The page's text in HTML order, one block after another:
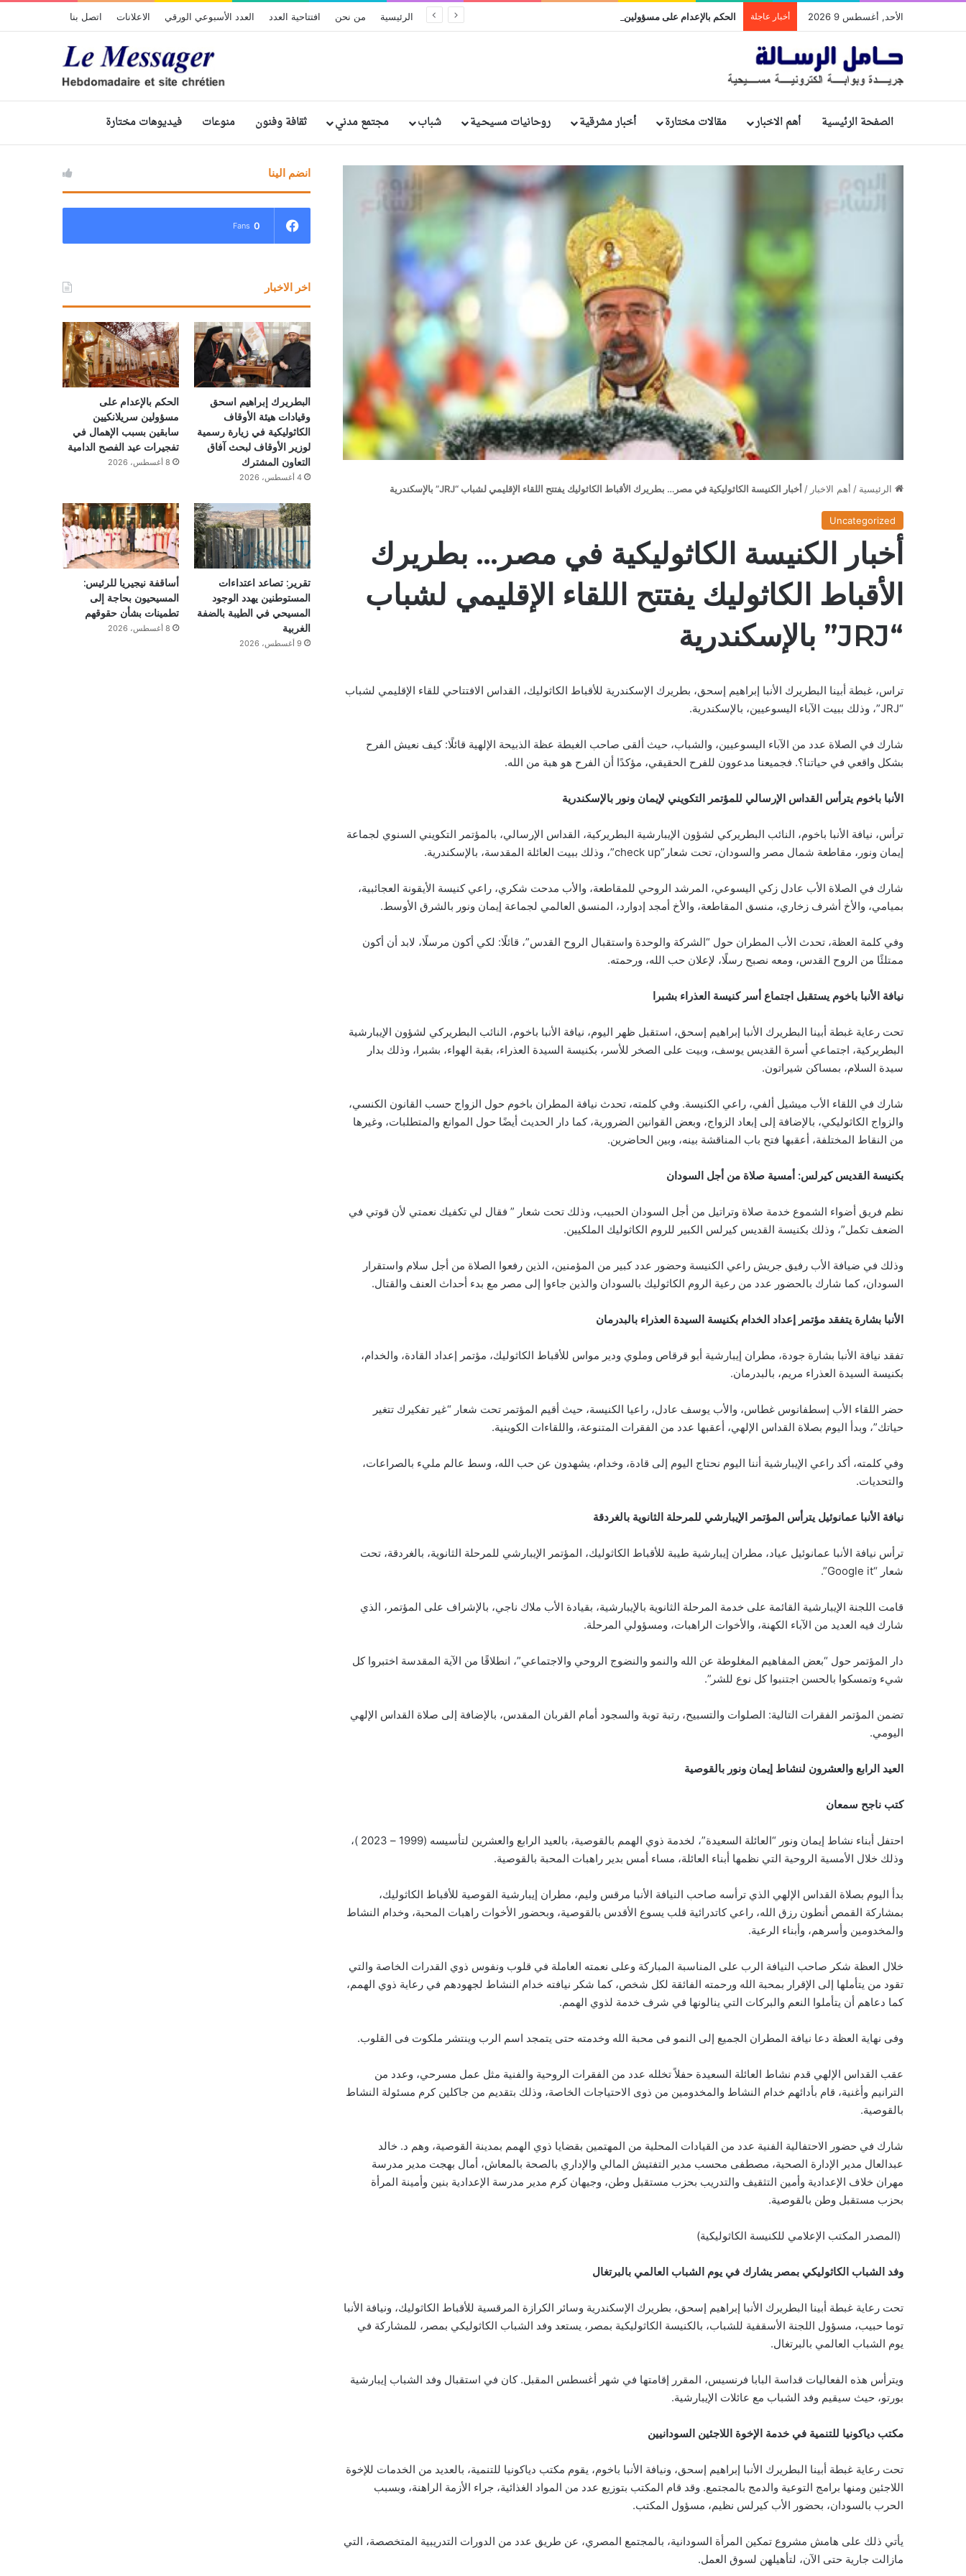
الأحد, أغسطس 9 2026 أخبار عاجلة الرئيسية من نحن افتتاحية العدد العدد الأسبوعي الورقي الاعلانات اتصل بنا
الصفحة الرئيسية أهم الاخبار مقالات مختارة أخبار مشرقية روحانيات مسيحـية شباب مجتمع مدني ثقافة وفنون منوعات فيديوهات مختارة
الرئيسية / أهم الاخبار / أخبار الكنيسة الكاثوليكية في مصر… بطريرك الأقباط الكاثوليك يفتتح اللقاء الإقليمي لشباب “JRJ” بالإسكندرية
Uncategorized
أخبار الكنيسة الكاثوليكية في مصر… بطريرك
الأقباط الكاثوليك يفتتح اللقاء الإقليمي لشباب
“
JRJ” بالإسكندرية
تراس، غبطة أبينا البطريرك الأنبا إبراهيم إسحق، بطريرك الإسكندرية للأقباط الكاثوليك، القداس الافتتاحي للقاء الإقليمي لشباب
“JRJ”، وذلك ببيت الآباء اليسوعيين، بالإسكندرية.
شارك في الصلاة عدد من الآباء اليسوعيين، والشباب، حيث ألقى صاحب الغبطة عظة الذبيحة الإلهية قائلًا: كيف نعيش الفرح
بشكل واقعي في حياتنا؟. فجميعنا مدعوون للفرح الحقيقي، مؤكدًا أن الفرح هو هبة من الله.
الأنبا باخوم يترأس القداس الإرسالي للمؤتمر التكويني لإيمان ونور بالإسكندرية
ترأس، نيافة الأنبا باخوم، النائب البطريركي لشؤون الإيبارشية البطريركية، القداس الإرسالي، بالمؤتمر التكويني السنوي لجماعة
إيمان ونور، مقاطعة شمال مصر والسودان، تحت شعار”check up”، وذلك ببيت العائلة المقدسة، بالإسكندرية.
شارك في الصلاة الأب عادل زكي اليسوعي، المرشد الروحي للمقاطعة، والأب مدحت شكري، راعي كنيسة الأيقونة العجائبية،
بميامي، والأخ أشرف زخاري، منسق المقاطعة، والأخ أمجد إدوارد، المنسق العالمي لجماعة إيمان ونور بالشرق الأوسط.
وفي كلمة العظة، تحدث الأب المطران حول “الشركة والوحدة واستقبال الروح القدس”، قائلًا: لكي أكون مرسلًا، لابد أن أكون
ممتلئًا من الروح القدس، ومعه نصبح رسلًا، لإعلان حب الله، ورحمته.
نيافة الأنبا باخوم يستقبل اجتماع أسر كنيسة العذراء بشبرا
تحت رعاية غبطة أبينا البطريرك الأنبا إبراهيم إسحق، استقبل ظهر اليوم، نيافة الأنبا باخوم، النائب البطريركي لشؤون الإيبارشية
البطريركية، اجتماعي أسرة القديس يوسف، وبيت على الصخر للأسر، بكنيسة السيدة العذراء، بقبة الهواء، بشبرا، وذلك بدار
سيدة السلام، بمساكن شيراتون.
شارك في اللقاء الأب ميشيل ألفي، راعي الكنيسة. وفي كلمته، تحدث نيافة المطران باخوم حول الزواج حسب القانون الكنسي،
والزواج الكاثوليكي، بالإضافة إلى إبعاد الزواج، وبعض القوانين الضرورية، كما دار الحديث أيضًا حول الموانع والمتطلبات، وغيرها
من النقاط المختلفة، أعقبها فتح باب المناقشة بينه، وبين الحاضرين.
بكنيسة القديس كيرلس: أمسية صلاة من أجل السودان
نظم فريق أضواء الشموع خدمة صلاة وتراتيل من أجل السودان الحبيب، وذلك تحت شعار ” فقال لي تكفيك نعمتي لأن قوتي في
الضعف تكمل”، وذلك بكنيسة القديس كيرلس الكبير للروم الكاثوليك الملكيين.
وذلك في ضيافة الأب رفيق جريش راعي الكنيسة وحضور عدد كبير من المؤمنين، الذين رفعوا الصلاة من أجل سلام واستقرار
السودان، كما شارك بالحضور عدد من رعية الروم الكاثوليك بالسودان والذين جاءوا إلى مصر مع بدء أحداث العنف والقتال.
الأنبا بشارة يتفقد مؤتمر إعداد الخدام بكنيسة السيدة العذراء بالبدرمان
تفقد نيافة الأنبا بشارة جودة، مطران إيبارشية أبو قرقاص وملوي ودير مواس للأقباط الكاثوليك، مؤتمر إعداد القادة، والخدام،
بكنيسة السيدة العذراء مريم، بالبدرمان.
حضر اللقاء الأب إسطفانوس غطاس، والأب يوسف عادل، راعيا الكنيسة، حيث أقيم المؤتمر تحت شعار “غير تفكيرك تتغير
حياتك”، وبدأ اليوم بصلاة القداس الإلهي، أعقبها عدد من الفقرات المتنوعة، واللقاءات الكوينية.
وفي كلمته، أكد راعي الإيبارشية أننا اليوم نحتاج اليوم إلى قادة، وخدام، يشهدون عن حب الله، وسط عالم مليء بالصراعات،
والتحديات.
نيافة الأنبا عمانوئيل يترأس المؤتمر الإيبارشي للمرحلة الثانوية بالغردقة
ترأس نيافة الأنبا عمانوئيل عياد، مطران إيبارشية طيبة للأقباط الكاثوليك، المؤتمر الإيبارشي للمرحلة الثانوية، بالغردقة، تحت
شعار “Google it”.
قامت اللجنة الإيبارشية القائمة على خدمة المرحلة الثانوية بالإيبارشية، بقيادة الأب ملاك ناجي، بالإشراف على المؤتمر، الذي
شارك فيه العديد من الآباء الكهنة، والأخوات الراهبات، ومسؤولي المرحلة.
دار المؤتمر حول “بعض المفاهيم المغلوطة عن الله والنمو والنضوج الروحي والاجتماعي”، انطلاقًا من الآية المقدسة اختبروا كل
شيء وتمسكوا بالحسن اجتنبوا كل نوع للشر”.
تضمن المؤتمر الفقرات التالية: الصلوات والتسبيح، رتبة توبة والسجود أمام القربان المقدس، بالإضافة إلى صلاة القداس الإلهي
اليومي.
العيد الرابع والعشرون لنشاط إيمان ونور بالقوصية
كتب ناجح سمعان
احتفل أبناء نشاط إيمان ونور “العائلة السعيدة”، لخدمة ذوي الهمم بالقوصية، بالعيد الرابع والعشرين لتأسيسه (1999 – 2023 )،
وذلك خلال الأمسية الروحية التي نظمها أبناء العائلة، مساء أمس بدير راهبات المحبة بالقوصية.
بدأ اليوم بصلاة القداس الإلهي الذي ترأسه صاحب النيافة الأنبا مرقس وليم، مطران إيبارشية القوصية للأقباط الكاثوليك،
بمشاركة القمص أنطون رزق الله، راعي كاتدرائية قلب يسوع الأقدس بالقوصية، وبحضور الأخوات راهبات المحبة، وخدام النشاط
والمخدومين وأسرهم، وأبناء الرعية.
خلال العظة شكر صاحب النيافة الرب على المناسبة المباركة وعلى نعمته العاملة في قلوب ونفوس ذوي القدرات الخاصة والتي
تقود من يتأملها إلى الإقرار بمحبة الله ورحمته الفائقة لكل شخص، كما شكر نيافته خدام النشاط لجهودهم في رعاية ذوي الهمم،
كما دعاهم أن يتأملوا النعم والبركات التي ينالونها في شرف خدمة لذوي الهمم.
وفى نهاية العظة دعا نيافة المطران الجميع إلى النمو فى محبة الله وخدمته حتى يتمجد اسم الرب وينتشر ملكوت فى القلوب.
عقب القداس الإلهي قدم نشاط العائلة السعيدة حفلاً تخلله عدد من الفقرات الروحية والفنية مثل عمل مسرحي، وعدد من
الترانيم وأغنية، قام بأدائهم خدام النشاط والمخدومين من ذوى الاحتياجات الخاصة، وذلك بتقديم من جاكلين كرم مسئولة النشاط
بالقوصية.
شارك في حضور الاحتفالية الفنية عدد من القيادات المحلية من المهتمين بقضايا ذوي الهمم بمدينة القوصية، وهم د. خالد
عبدالعال مدير الإدارة الصحية، مصطفى محسب مدير التفتيش المالي والإداري بالصحة بالمعاش، أمال بهجت مدير مدرسة
مهران خلاف الإعدادية وأمين التثقيف والتدريب بحزب مستقبل وطن، وجيهان كرم مدير مدرسة الإعدادية بنين وأمينة المرأة
بحزب مستقبل وطن بالقوصية.
(المصدر المكتب الإعلامي للكنيسة الكاثوليكية)
وفد الشباب الكاثوليكي بمصر يشارك في يوم الشباب العالمي بالبرتغال
تحت رعاية غبطة أبينا البطريرك الأنبا إبراهيم إسحق، بطريرك الإسكندرية وسائر الكرازة المرقسية للأقباط الكاثوليك، ونيافة الأنبا
توما حبيب، مسؤول اللجنة الأسقفية للشباب، بالكنيسة الكاثوليكية بمصر، يستعد وفد الشباب الكاثوليكي بمصر، للمشاركة في
يوم الشباب العالمي بالبرتغال.
ويترأس هذه الفعاليات قداسة البابا فرنسيس، المقرر إقامتها في شهر أغسطس المقبل. كان في استقبال وفد الشباب إيبارشية
بورتو، حيث سيقيم وفد الشباب مع عائلات الإيبارشية.
مكتب دياكونيا للتنمية في خدمة الإخوة اللاجئين السودانيين
تحت رعاية غبطة أبينا البطريرك الأنبا إبراهيم إسحق، ونيافة الأنبا باخوم، يقوم مكتب دياكونيا للتنمية، بالعديد من الخدمات للإخوة
اللاجئين ومنها برامج التوعية والدمج بالمجتمع. وقد قام المكتب بتوزيع عدد من المواد الغذائية، جراء الأزمة الراهنة، وبسبب
الحرب بالسودان، بحضور الأب كيرلس نظيم، مسؤول المكتب.
يأتي ذلك على هامش مشروع تمكين المرأة السودانية، بالمجتمع المصري، عن طريق عدد من الدورات التدريبية المتخصصة، التي
مازالت جارية حتى الآن، لتأهيلهن لسوق العمل.
الكاردينال بيتسابالا: الكنيسة لن تتخلى أبدًا
عن المحتاجين في غزة
دعوة مشتركة لتجديد الإيمان وترسيخ السلام
انضم الينا
0
Fans
اخر الاخبار
البطريرك إبراهيم اسحق
وقيادات هيئة الأوقاف
الكاثوليكية في زيارة رسمية
لوزير الأوقاف لبحث آفاق
التعاون المشترك
4 أغسطس، 2026
الحكم بالإعدام على
مسؤولين سريلانكيين
سابقين بسبب الإهمال في
تفجيرات عيد الفصح الدامية
8 أغسطس، 2026
تقرير: تصاعد اعتداءات
المستوطنين يهدد الوجود
المسيحي في الطيبة بالضفة
الغربية
9 أغسطس، 2026
أساقفة نيجيريا للرئيس:
المسيحيون بحاجة إلى
تطمينات بشأن حقوقهم
8 أغسطس، 2026